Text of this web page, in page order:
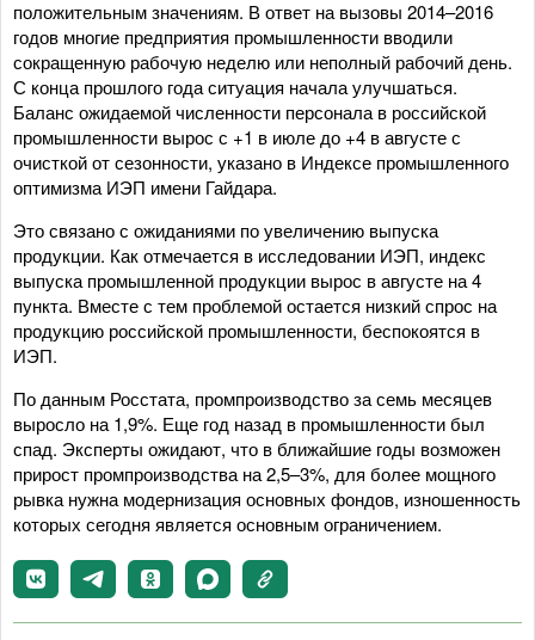
положительным значениям. В ответ на вызовы 2014–2016
годов многие предприятия промышленности вводили
сокращенную рабочую неделю или неполный рабочий день.
С конца прошлого года ситуация начала улучшаться.
Баланс ожидаемой численности персонала в российской
промышленности вырос с +1 в июле до +4 в августе с
очисткой от сезонности, указано в Индексе промышленного
оптимизма ИЭП имени Гайдара.
Это связано с ожиданиями по увеличению выпуска
продукции. Как отмечается в исследовании ИЭП, индекс
выпуска промышленной продукции вырос в августе на 4
пункта. Вместе с тем проблемой остается низкий спрос на
продукцию российской промышленности, беспокоятся в
ИЭП.
По данным Росстата, промпроизводство за семь месяцев
выросло на 1,9%. Еще год назад в промышленности был
спад. Эксперты ожидают, что в ближайшие годы возможен
прирост промпроизводства на 2,5–3%, для более мощного
рывка нужна модернизация основных фондов, изношенность
которых сегодня является основным ограничением.